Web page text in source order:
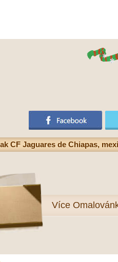
CF Jaguares de Chiapas,
Více